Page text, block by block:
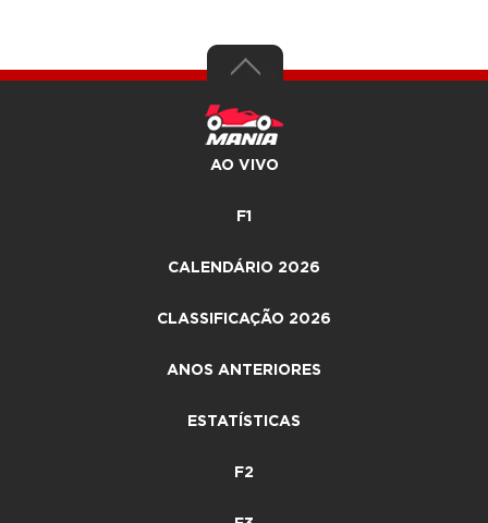
AO VIVO
F1
CALENDÁRIO 2026
CLASSIFICAÇÃO 2026
ANOS ANTERIORES
ESTATÍSTICAS
F2